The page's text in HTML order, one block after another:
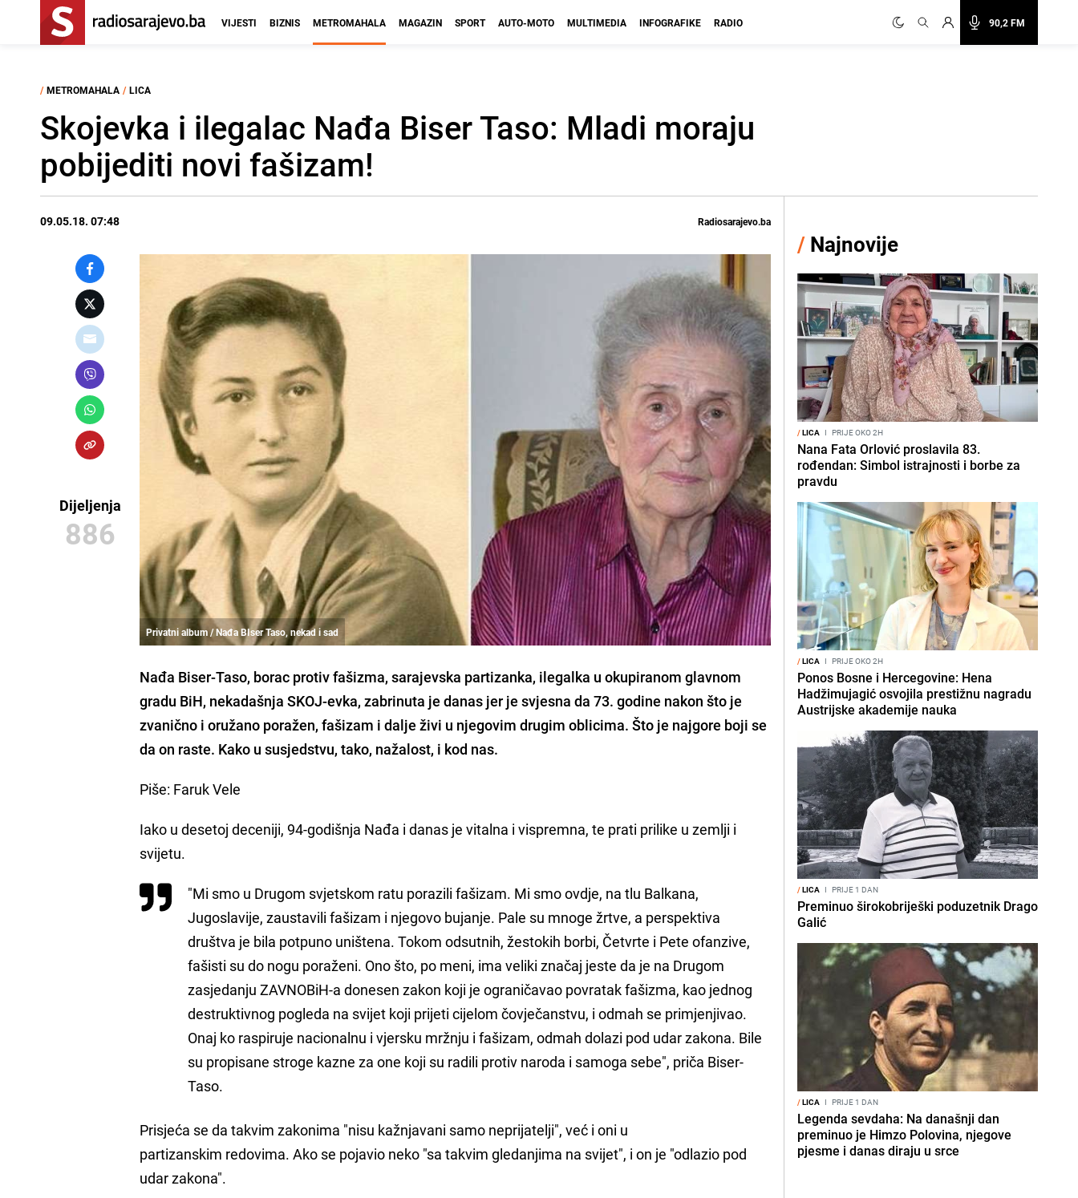
90,2 FM
VIJESTI BIZNIS METROMAHALA MAGAZIN SPORT AUTO-MOTO MULTIMEDIA INFOGRAFIKE RADIO
/ METROMAHALA / LICA
Skojevka i ilegalac Nađa Biser Taso: Mladi moraju
pobijediti novi fašizam!
09.05.18. 07:48 Radiosarajevo.ba
Dijeljenja
886
Privatni album / Nađa BIser Taso, nekad i sad
Nađa Biser-Taso, borac protiv fašizma, sarajevska partizanka, ilegalka u okupiranom glavnom
gradu BiH, nekadašnja SKOJ-evka, zabrinuta je danas jer je svjesna da 73. godine nakon što je
zvanično i oružano poražen, fašizam i dalje živi u njegovim drugim oblicima. Što je najgore boji se
da on raste. Kako u susjedstvu, tako, nažalost, i kod nas.
Piše: Faruk Vele
Iako u desetoj deceniji, 94-godišnja Nađa i danas je vitalna i vispremna, te prati prilike u zemlji i
svijetu.
"Mi smo u Drugom svjetskom ratu porazili fašizam. Mi smo ovdje, na tlu Balkana,
Jugoslavije, zaustavili fašizam i njegovo bujanje. Pale su mnoge žrtve, a perspektiva
društva je bila potpuno uništena. Tokom odsutnih, žestokih borbi, Četvrte i Pete ofanzive,
fašisti su do nogu poraženi. Ono što, po meni, ima veliki značaj jeste da je na Drugom
zasjedanju ZAVNOBiH-a donesen zakon koji je ograničavao povratak fašizma, kao jednog
destruktivnog pogleda na svijet koji prijeti cijelom čovječanstvu, i odmah se primjenjivao.
Onaj ko raspiruje nacionalnu i vjersku mržnju i fašizam, odmah dolazi pod udar zakona. Bile
su propisane stroge kazne za one koji su radili protiv naroda i samoga sebe", priča Biser-
Taso.
Prisjeća se da takvim zakonima "nisu kažnjavani samo neprijatelji", već i oni u
partizanskim redovima. Ako se pojavio neko "sa takvim gledanjima na svijet", i on je "odlazio pod
udar zakona".
/ Najnovije
/LICA I PRIJE OKO 2H
Nana Fata Orlović proslavila 83.
rođendan: Simbol istrajnosti i borbe za
pravdu
/LICA I PRIJE OKO 2H
Ponos Bosne i Hercegovine: Hena
Hadžimujagić osvojila prestižnu nagradu
Austrijske akademije nauka
/LICA I PRIJE 1 DAN
Preminuo širokobriješki poduzetnik Drago
Galić
/LICA I PRIJE 1 DAN
Legenda sevdaha: Na današnji dan
preminuo je Himzo Polovina, njegove
pjesme i danas diraju u srce